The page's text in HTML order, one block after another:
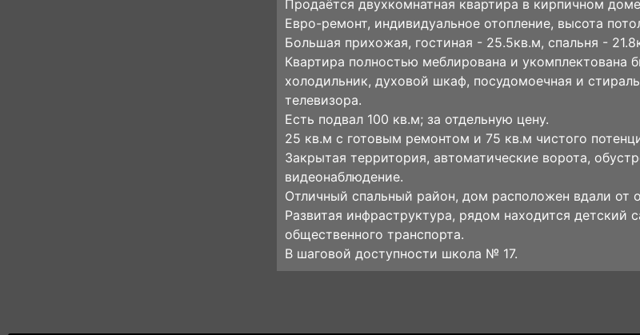
Продаётся двухкомнатная квартира в кирпичном
Евро-ремонт, индивидуальное отопление, высота
Большая прихожая, гостиная - 25.5кв.м, спальня -
Квартира полностью меблирована и укомплектована
холодильник, духовой шкаф, посудомоечная и
телевизора.
Есть подвал 100 кв.м; за отдельную цену.
25 кв.м с готовым ремонтом и 75 кв.м чистого
Закрытая территория, автоматические ворота,
видеонаблюдение.
Отличный спальный район, дом расположен вдали от
Развитая инфраструктура, рядом находится детский
общественного транспорта.
В шаговой доступности школа № 17.